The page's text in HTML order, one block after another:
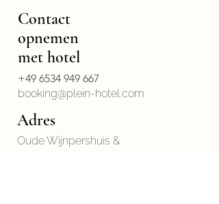
Contact
opnemen
met hotel
+49 6534 949 667
booking@plein-hotel.com
Adres
Oude Wijnpershuis &
Plein Hotel